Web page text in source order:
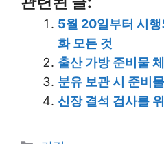
5월 20일부터 시
화 모든 것
출산 가방 준비물
분유 보관 시 준비
신장 결석 검사를